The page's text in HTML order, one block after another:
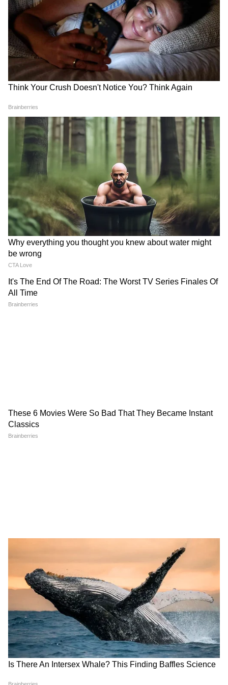
यह भी पढ़ें:MP Jal Ganga Sanvardhan
Abhiyan: पानी बचाने में मध्यप्रदेश बना देश का
मॉडल, 1.77 लाख काम पूरे